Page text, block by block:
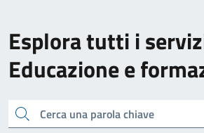
Esplora tutti i
Educazione e
Cerca una parola chiave